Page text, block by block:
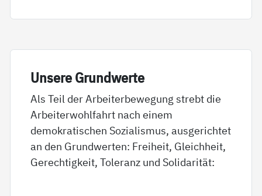
Un­se­re Grund­wer­te
Als Teil der Arbeiterbewegung strebt die
Arbeiterwohlfahrt nach einem
demokratischen Sozialismus, ausgerichtet
an den Grundwerten: Freiheit, Gleichheit,
Gerechtigkeit, Toleranz und Solidarität: